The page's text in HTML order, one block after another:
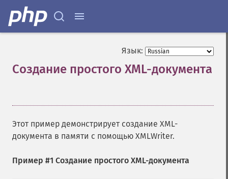
Язык:
Создание простого XML-документа
Этот пример демонстрирует создание XML-
документа в памяти с помощью XMLWriter.
Пример #1 Создание простого XML-документа